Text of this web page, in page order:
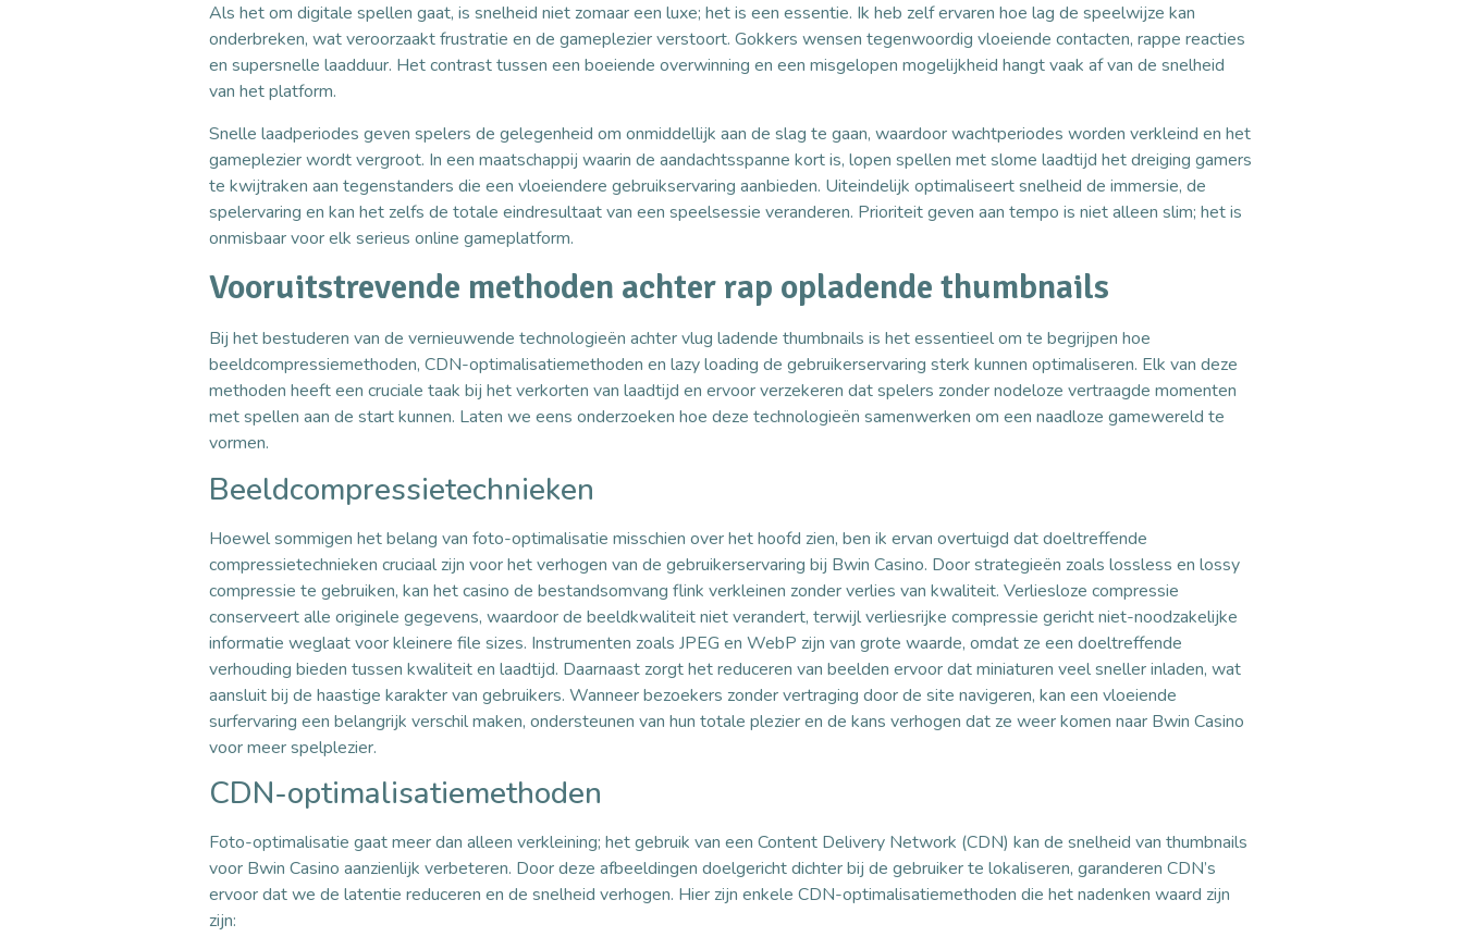
Als het om digitale spellen gaat, is snelheid niet zomaar een luxe; het is een essentie. Ik heb zelf ervaren hoe lag de speelwijze kan
onderbreken, wat veroorzaakt frustratie en de gameplezier verstoort. Gokkers wensen tegenwoordig vloeiende contacten, rappe reacties
en supersnelle laadduur. Het contrast tussen een boeiende overwinning en een misgelopen mogelijkheid hangt vaak af van de snelheid
van het platform.
Snelle laadperiodes geven spelers de gelegenheid om onmiddellijk aan de slag te gaan, waardoor wachtperiodes worden verkleind en het
gameplezier wordt vergroot. In een maatschappij waarin de aandachtsspanne kort is, lopen spellen met slome laadtijd het dreiging gamers
te kwijtraken aan tegenstanders die een vloeiendere gebruikservaring aanbieden. Uiteindelijk optimaliseert snelheid de immersie, de
spelervaring en kan het zelfs de totale eindresultaat van een speelsessie veranderen. Prioriteit geven aan tempo is niet alleen slim; het is
onmisbaar voor elk serieus online gameplatform.
Vooruitstrevende methoden achter rap opladende thumbnails
Bij het bestuderen van de vernieuwende technologieën achter vlug ladende thumbnails is het essentieel om te begrijpen hoe
beeldcompressiemethoden, CDN-optimalisatiemethoden en lazy loading de gebruikerservaring sterk kunnen optimaliseren. Elk van deze
methoden heeft een cruciale taak bij het verkorten van laadtijd en ervoor verzekeren dat spelers zonder nodeloze vertraagde momenten
met spellen aan de start kunnen. Laten we eens onderzoeken hoe deze technologieën samenwerken om een naadloze gamewereld te
vormen.
Beeldcompressietechnieken
Hoewel sommigen het belang van foto-optimalisatie misschien over het hoofd zien, ben ik ervan overtuigd dat doeltreffende
compressietechnieken cruciaal zijn voor het verhogen van de gebruikerservaring bij Bwin Casino. Door strategieën zoals lossless en lossy
compressie te gebruiken, kan het casino de bestandsomvang flink verkleinen zonder verlies van kwaliteit. Verliesloze compressie
conserveert alle originele gegevens, waardoor de beeldkwaliteit niet verandert, terwijl verliesrijke compressie gericht niet-noodzakelijke
informatie weglaat voor kleinere file sizes. Instrumenten zoals JPEG en WebP zijn van grote waarde, omdat ze een doeltreffende
verhouding bieden tussen kwaliteit en laadtijd. Daarnaast zorgt het reduceren van beelden ervoor dat miniaturen veel sneller inladen, wat
aansluit bij de haastige karakter van gebruikers. Wanneer bezoekers zonder vertraging door de site navigeren, kan een vloeiende
surfervaring een belangrijk verschil maken, ondersteunen van hun totale plezier en de kans verhogen dat ze weer komen naar Bwin Casino
voor meer spelplezier.
CDN-optimalisatiemethoden
Foto-optimalisatie gaat meer dan alleen verkleining; het gebruik van een Content Delivery Network (CDN) kan de snelheid van thumbnails
voor Bwin Casino aanzienlijk verbeteren. Door deze afbeeldingen doelgericht dichter bij de gebruiker te lokaliseren, garanderen CDN’s
ervoor dat we de latentie reduceren en de snelheid verhogen. Hier zijn enkele CDN-optimalisatiemethoden die het nadenken waard zijn
zijn: